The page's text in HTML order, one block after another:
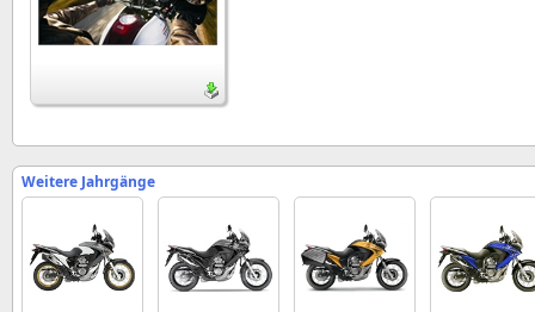
Weitere Jahrgänge